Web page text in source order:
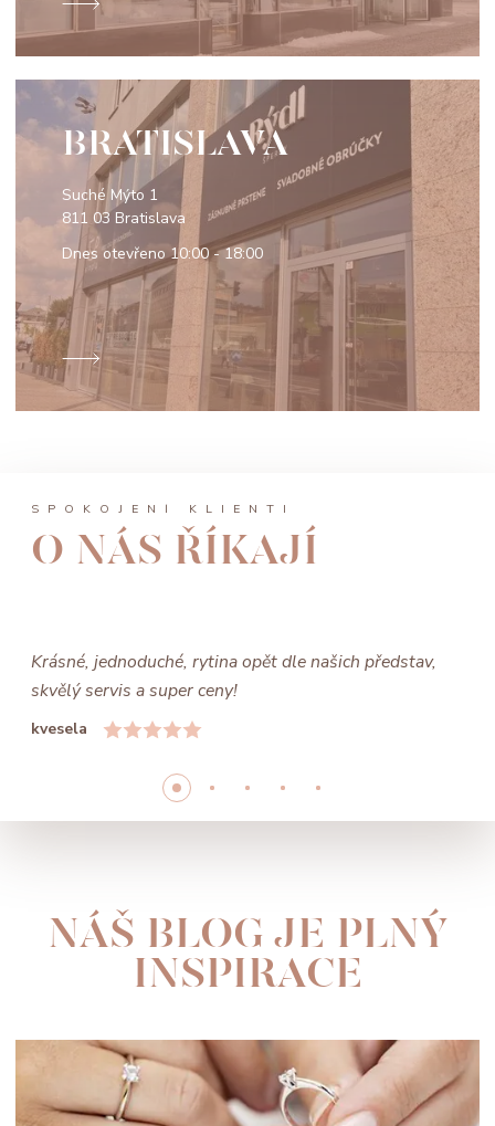
BRATISLAVA
Suché Mýto 1
811 03 Bratislava
Dnes otevřeno10:00 - 18:00
SPOKOJENÍ KLIENTI
O NÁS ŘÍKAJÍ
Krásné, jednoduché, rytina opět dle našich představ,
skvělý servis a super ceny!
kvesela
NÁŠ BLOG JE PLNÝ
INSPIRACE